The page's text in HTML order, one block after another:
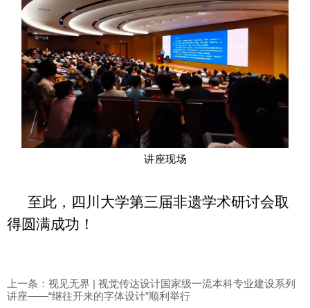
讲座现场
至此，四川大学第三届非遗学术研讨会取
得圆满成功！
上一条：视见无界 | 视觉传达设计国家级一流本科专业建设系列
讲座——“继往开来的字体设计”顺利举行